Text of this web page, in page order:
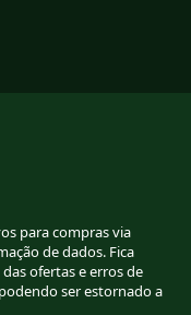
para compras via
de dados. Fica
ofertas e erros de
ser estornado a